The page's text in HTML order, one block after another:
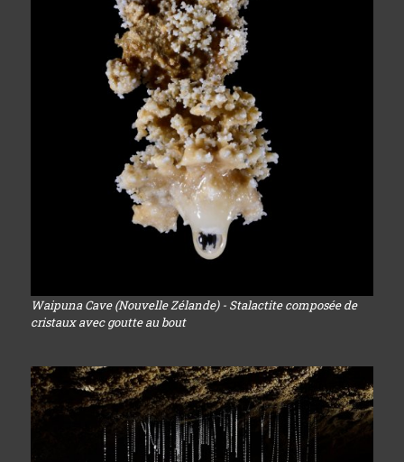
Waipuna Cave (Nouvelle Zélande) - Stalactite composée de
cristaux avec goutte au bout